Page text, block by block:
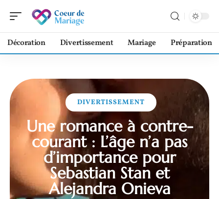
Décoration Divertissement Mariage Préparation
DIVERTISSEMENT
Une romance à contre-
courant : L’âge n’a pas
d’importance pour
Sebastian Stan et
Alejandra Onieva